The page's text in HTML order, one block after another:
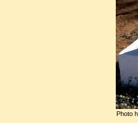
Photo
et
reprit
propres